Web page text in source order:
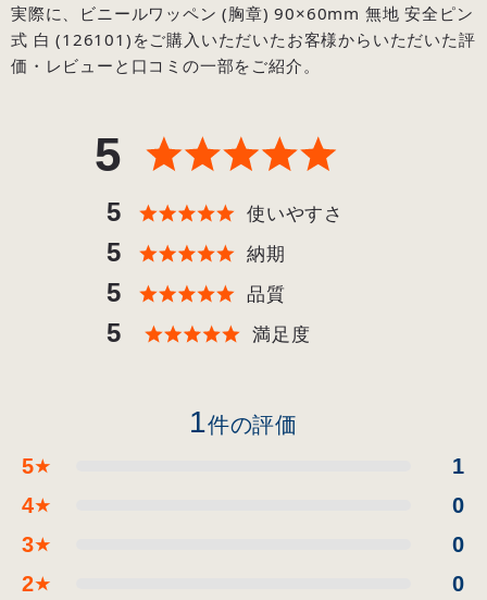
実際に、ビニールワッペン (胸章) 90×60mm 無地 安全ピン
式 白 (126101)をご購入いただいたお客様からいただいた評
価・レビューと口コミの一部をご紹介。
5
5 使いやすさ
5 納期
5 品質
5 満足度
1件の評価
5★
1
4★
0
3★
0
2★
0